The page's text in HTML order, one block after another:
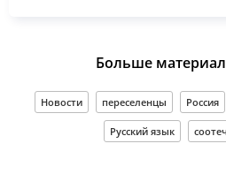
Больше
Новости переселенцы Россия
Русский язык